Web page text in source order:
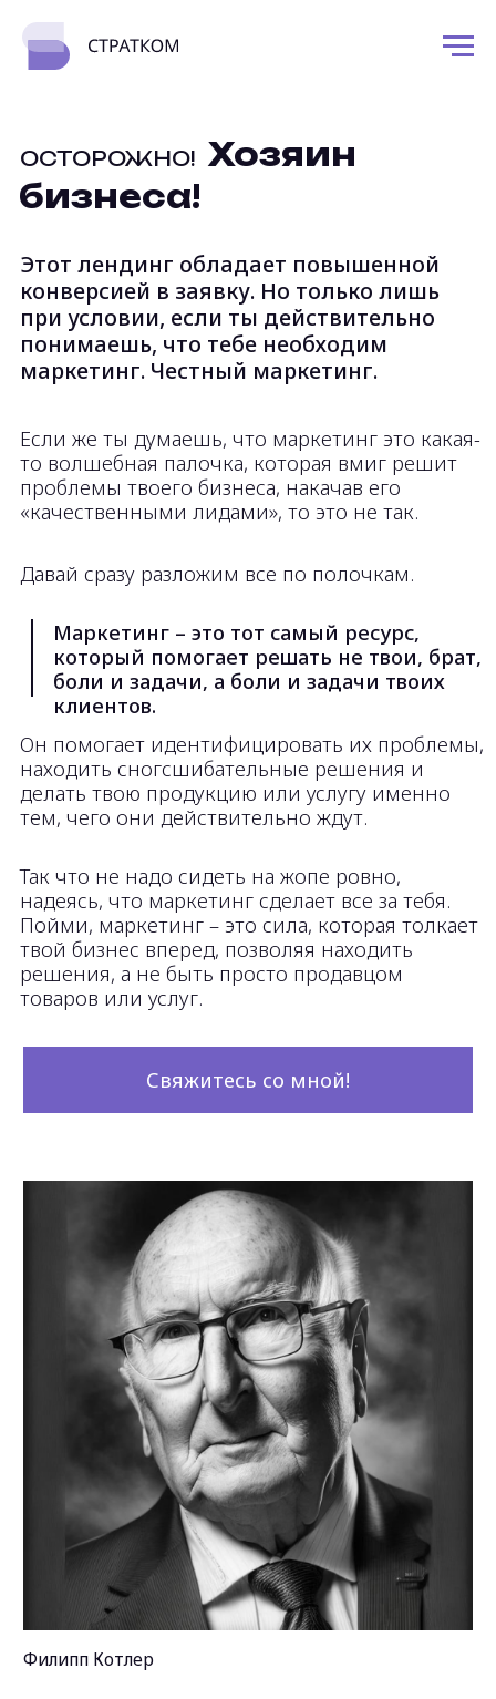
Этот лендинг обладает повышенной
конверсией в заявку. Но только лишь
маркетинг. Честный маркетинг.
Если же ты думаешь, что маркетинг это какая-
то волшебная палочка, которая вмиг решит
проблемы твоего бизнеса, накачав его
«качественными лидами», то это не так.
Маркетинг – это тот самый ресурс,
который помогает решать не твои, брат,
боли и задачи, а боли и задачи твоих
клиентов.
делать твою продукцию или услугу именно
тем, чего они действительно ждут.
Так что не надо сидеть на жопе ровно,
надеясь, что маркетинг сделает все за тебя.
Пойми, маркетинг – это сила, которая толкает
твой бизнес вперед, позволяя находить
решения, а не быть просто продавцом
товаров или услуг.
Свяжитесь со мной!
Филипп Котлер
ИЗ НАШЕГО ОПЫТА
Предприниматели
отлично разбираются
в своей сфере, но
совсем не шарят в
маркетинге
Чем пользуются большинство стоковых
агентств, навязывая бизнесу комплексные
услуги по всем фронтам и выставляя
гигантские счета.
Все эти продающие лендосы, упаковки-
распаковки, нейминги, копирайты,
масштабируемости бизнеса, бенчмарки, CJM,
CTR, CPM, CPA, CTA, CRM, ROMI, SOV, рекламные
сегментации рынка, лукэлайки, скрипты,